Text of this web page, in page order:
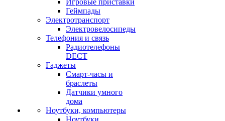
Игровые приставки
Геймпады
Электротранспорт
Электровелосипеды
Телефония и связь
Радиотелефоны
DECT
Гаджеты
Смарт-часы и
браслеты
Датчики умного
дома
Ноутбуки, компьютеры
Ноутбуки